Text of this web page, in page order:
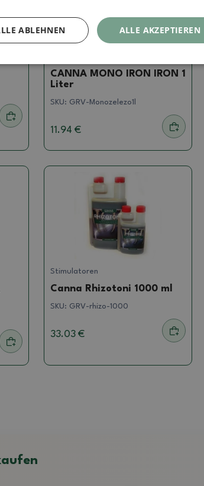
CANNA MONO IRON IRON 1
Liter
SKU: GRV-Monozelezo1l
11.94 €
Stimulatoren
Canna Rhizotoni 1000 ml
SKU: GRV-rhizo-1000
33.03 €
ALLE AKZEPTIEREN
ABLEHNEN